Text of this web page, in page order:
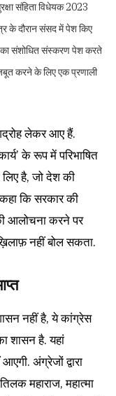
संहिता विधेयक 2023
के दौरान संसद में पेश किए
का संशोधित संस्करण पेश करते
करने के लिए एक प्रणाली
लेकर आए हैं.
के रूप में परिभाषित
है, जो देश की
कि सरकार की
आलोचना करने पर
नहीं बोल सकता.
नहीं है, ये कांग्रेस
शासन है. यहां
अंग्रेजों द्वारा
महाराज, महात्मा